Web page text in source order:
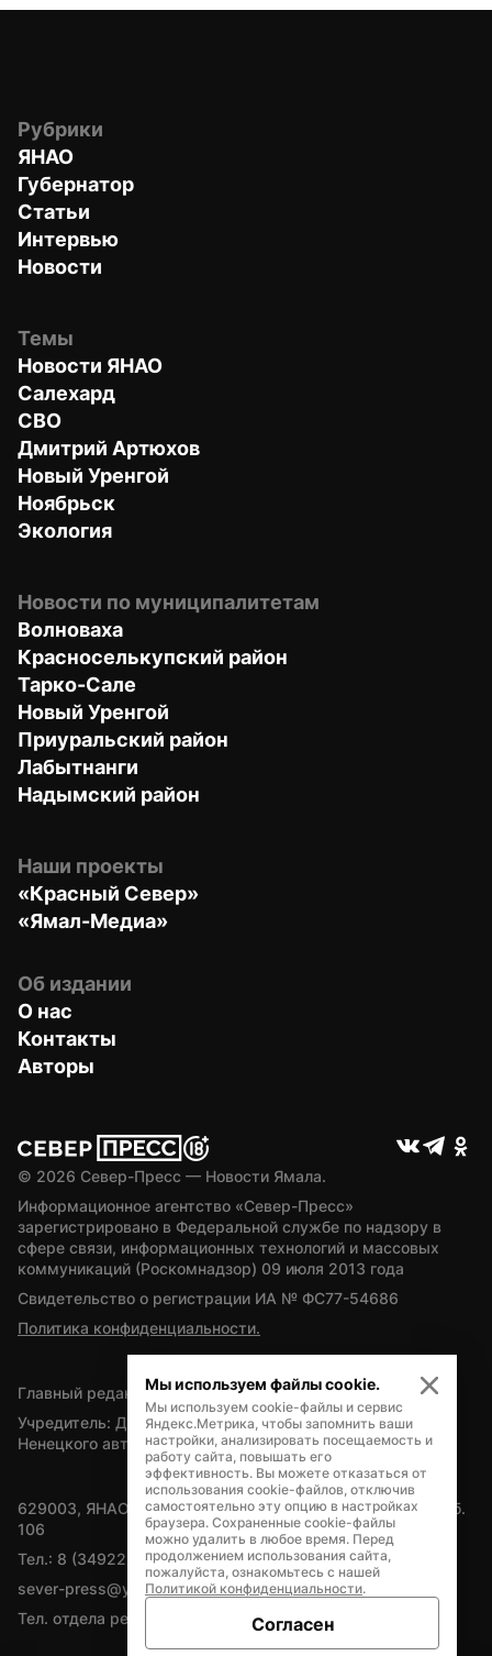
Рубрики
ЯНАО
Губернатор
Статьи
Интервью
Новости
Темы
Новости ЯНАО
Салехард
СВО
Дмитрий Артюхов
Новый Уренгой
Ноябрьск
Экология
Новости по муниципалитетам
Волноваха
Красноселькупский район
Тарко-Сале
Новый Уренгой
Приуральский район
Лабытнанги
Надымский район
Наши проекты
«Красный Север»
«Ямал-Медиа»
Об издании
О нас
Контакты
Авторы
© 2026 Север-Пресс — Новости Ямала.
Информационное агентство «Север-Пресс»
зарегистрировано в Федеральной службе по надзору в
сфере связи, информационных технологий и массовых
коммуникаций (Роскомнадзор) 09 июля 2013 года
Свидетельство о регистрации ИА № ФС77-54686
Политика конфиденциальности.
Главный редактор — А.Л. Поздеев
Учредитель: Департамент внутренней политики Ямало-
Ненецкого автономного округа
629003, ЯНАО, Салехард, мкр. Богдана Кнунянца, д.1, каб.
106
Тел.: 8 (34922) 71262
sever-press@yamal-media.ru
Тел. отдела рекламы: 8 (34922) 42728
Мы используем файлы cookie.
Мы используем cookie-файлы и сервис
Яндекс.Метрика, чтобы запомнить ваши
настройки, анализировать посещаемость и
работу сайта, повышать его
эффективность. Вы можете отказаться от
использования cookie-файлов, отключив
самостоятельно эту опцию в настройках
браузера. Сохраненные cookie-файлы
можно удалить в любое время. Перед
продолжением использования сайта,
пожалуйста, ознакомьтесь с нашей
Политикой конфиденциальности.
Согласен